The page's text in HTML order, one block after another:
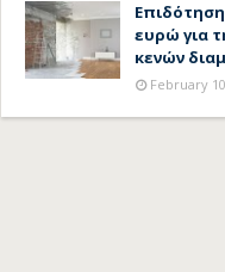
ευρώ για
κενών
February